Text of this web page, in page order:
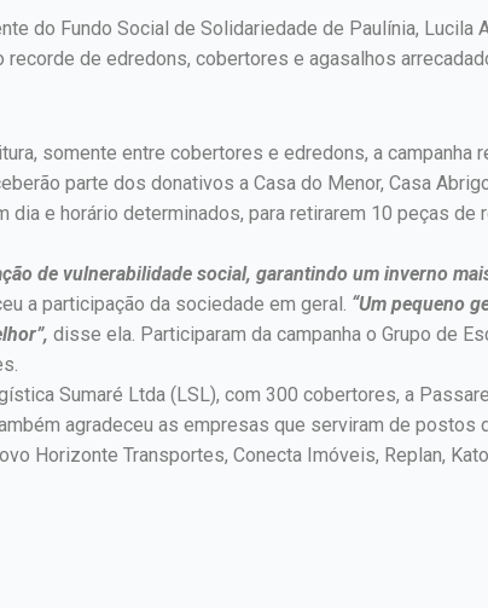
do Fundo Social de Solidariedade de Paulínia, Lucila
recorde de edredons, cobertores e agasalhos
somente entre cobertores e edredons, a campanha
parte dos donativos a Casa do Menor, Casa
dia e horário determinados, para retirarem 10 peças
de vulnerabilidade social, garantindo um inverno
a participação da sociedade em geral. “Um pequeno
disse ela. Participaram da campanha o Grupo de
Sumaré Ltda (LSL), com 300 cobertores, a
agradeceu as empresas que serviram de postos
Horizonte Transportes, Conecta Imóveis, Replan,